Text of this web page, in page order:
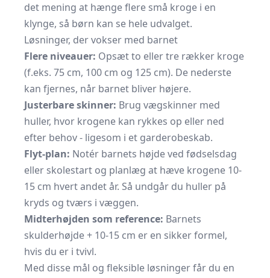
det mening at hænge flere små kroge i en
klynge, så børn kan se hele udvalget.
Løsninger, der vokser med barnet
Flere niveauer: Opsæt to eller tre rækker kroge
(f.eks. 75 cm, 100 cm og 125 cm). De nederste
kan fjernes, når barnet bliver højere.
Justerbare skinner: Brug vægskinner med
huller, hvor krogene kan rykkes op eller ned
efter behov - ligesom i et garderobeskab.
Flyt-plan: Notér barnets højde ved fødselsdag
eller skolestart og planlæg at hæve krogene 10-
15 cm hvert andet år. Så undgår du huller på
kryds og tværs i væggen.
Midterhøjden som reference: Barnets
skulderhøjde + 10-15 cm er en sikker formel,
hvis du er i tvivl.
Med disse mål og fleksible løsninger får du en